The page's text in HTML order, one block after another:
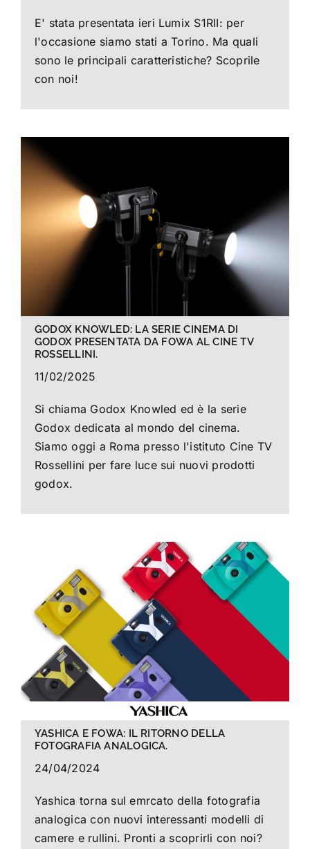
E' stata presentata ieri Lumix S1RII: per
l'occasione siamo stati a Torino. Ma quali
sono le principali caratteristiche? Scoprile
con noi!
GODOX KNOWLED: LA SERIE CINEMA DI
GODOX PRESENTATA DA FOWA AL CINE TV
ROSSELLINI.
11/02/2025
Si chiama Godox Knowled ed è la serie
Godox dedicata al mondo del cinema.
Siamo oggi a Roma presso l'istituto Cine TV
Rossellini per fare luce sui nuovi prodotti
godox.
YASHICA E FOWA: IL RITORNO DELLA
FOTOGRAFIA ANALOGICA.
24/04/2024
Yashica torna sul emrcato della fotografia
analogica con nuovi interessanti modelli di
camere e rullini. Pronti a scoprirli con noi?